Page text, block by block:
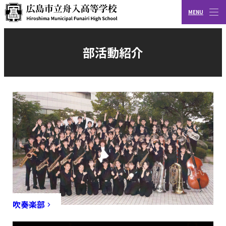
広島市立舟入高等学校
部活動紹介
吹奏楽部
MENU